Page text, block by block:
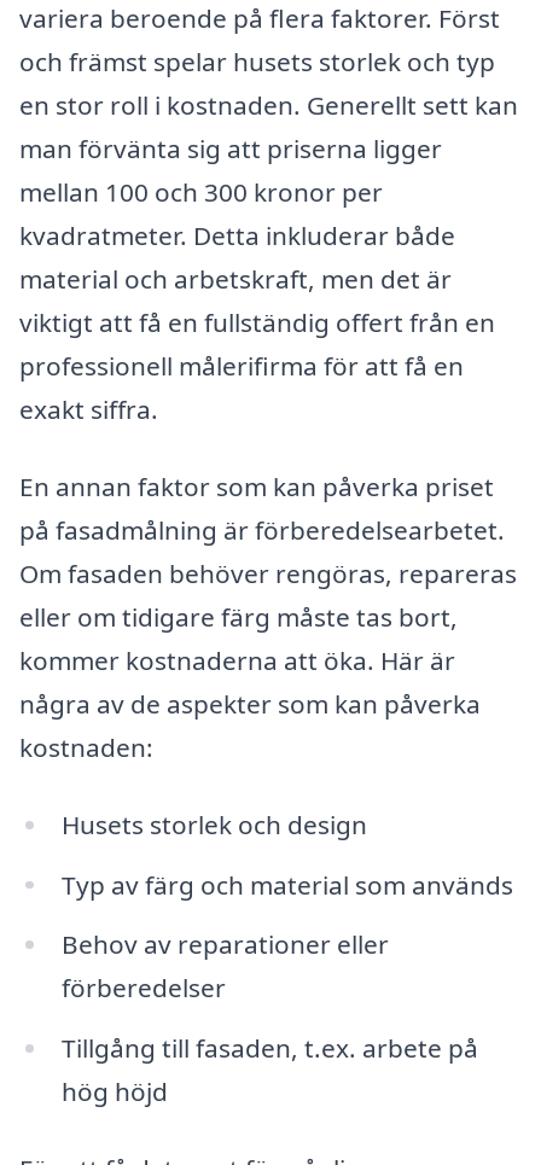
variera beroende på flera faktorer. Först
och främst spelar husets storlek och typ
en stor roll i kostnaden. Generellt sett kan
man förvänta sig att priserna ligger
mellan 100 och 300 kronor per
kvadratmeter. Detta inkluderar både
material och arbetskraft, men det är
viktigt att få en fullständig offert från en
professionell målerifirma för att få en
exakt siffra.
En annan faktor som kan påverka priset
på fasadmålning är förberedelsearbetet.
Om fasaden behöver rengöras, repareras
eller om tidigare färg måste tas bort,
kommer kostnaderna att öka. Här är
några av de aspekter som kan påverka
kostnaden:
Husets storlek och design
Typ av färg och material som används
Behov av reparationer eller
förberedelser
Tillgång till fasaden, t.ex. arbete på
hög höjd